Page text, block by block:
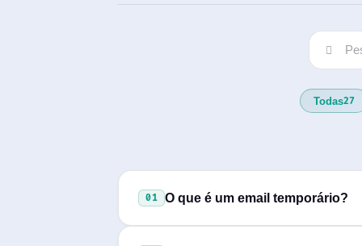
Todas27
01 O que é um email temporário?